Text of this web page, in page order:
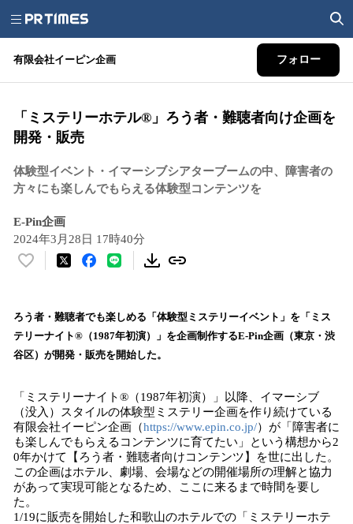
有限会社イーピン企画 フォロー
「ミステリーホテル®️」ろう者・難聴者向け企画を
開発・販売
体験型イベント・イマーシブシアターブームの中、障害者の
方々にも楽しんでもらえる体験型コンテンツを
E-Pin企画
2024年3月28日 17時40分
い
！
数
を
込
み
中
で
す
ろう者・難聴者でも楽しめる「体験型ミステリーイベント」を「ミス
テリーナイト®️（1987年初演）」を企画制作するE-Pin企画（東京・渋
谷区）が開発・販売を開始した。
「ミステリーナイト®️（1987年初演）」以降、イマーシブ
（没入）スタイルの体験型ミステリー企画を作り続けている
有限会社イーピン企画（https://www.epin.co.jp/）が「障害者に
も楽しんでもらえるコンテンツに育てたい」という構想から2
0年かけて【ろう者・難聴者向けコンテンツ】を世に出した。
この企画はホテル、劇場、会場などの開催場所の理解と協力
があって実現可能となるため、ここに来るまで時間を要し
た。
1/19に販売を開始した和歌山のホテルでの「ミステリーホテ